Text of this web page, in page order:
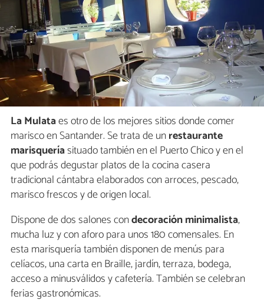
La Mulataes otro de los mejores sitios donde comer
marisco en Santander. Se trata de unrestaurante
marisqueríasituado también en el Puerto Chico y en el
que podrás degustar platos de la cocina casera
tradicional cántabra elaborados con arroces, pescado,
marisco frescos y de origen local.
Dispone de dos salones condecoración minimalista,
mucha luz y con aforo para unos 180 comensales. En
esta marisquería también disponen de menús para
celíacos, una carta en Braille, jardín, terraza, bodega,
acceso a minusválidos y cafetería. También se celebran
ferias gastronómicas.